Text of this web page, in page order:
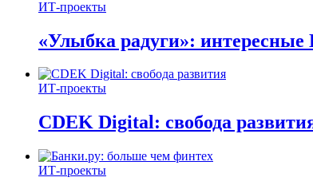
ИТ-проекты
«Улыбка радуги»: интересные
ИТ-проекты
CDEK Digital: свобода
ИТ-проекты